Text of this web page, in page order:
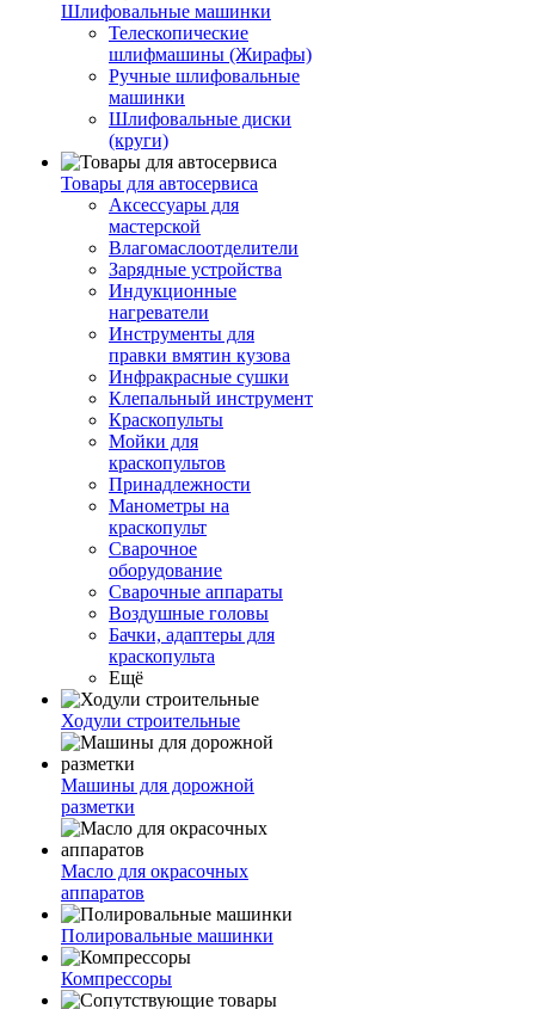
Шлифовальные машинки
Телескопические
шлифмашины (Жирафы)
Ручные шлифовальные
машинки
Шлифовальные диски
(круги)
Товары для автосервиса
Аксессуары для
мастерской
Влагомаслоотделители
Зарядные устройства
Индукционные
нагреватели
Инструменты для
правки вмятин кузова
Инфракрасные сушки
Клепальный инструмент
Краскопульты
Мойки для
краскопультов
Принадлежности
Манометры на
краскопульт
Сварочное
оборудование
Сварочные аппараты
Воздушные головы
Бачки, адаптеры для
краскопульта
Ещё
Ходули строительные
Машины для дорожной
разметки
Масло для окрасочных
аппаратов
Полировальные машинки
Компрессоры